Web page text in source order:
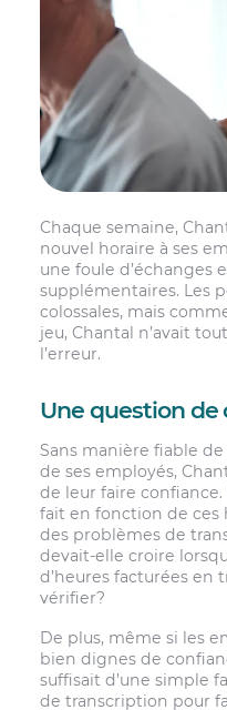
Chaque semaine,
nouvel horaire à ses
une foule d’échanges
supplémentaires. Les
colossales, mais
jeu, Chantal n’avait
l’erreur.
Une question de
Sans manière fiable
de ses employés,
de leur faire
fait en fonction de ces
des problèmes de
devait-elle croire
d’heures facturées en
vérifier?
De plus, même si les
bien dignes de
suffisait d’une simple
de transcription pour